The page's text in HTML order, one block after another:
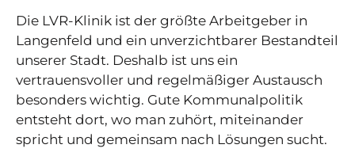
Die LVR-Klinik ist der größte Arbeitgeber in
Langenfeld und ein unverzichtbarer Bestandteil
unserer Stadt. Deshalb ist uns ein
vertrauensvoller und regelmäßiger Austausch
besonders wichtig. Gute Kommunalpolitik
entsteht dort, wo man zuhört, miteinander
spricht und gemeinsam nach Lösungen sucht.